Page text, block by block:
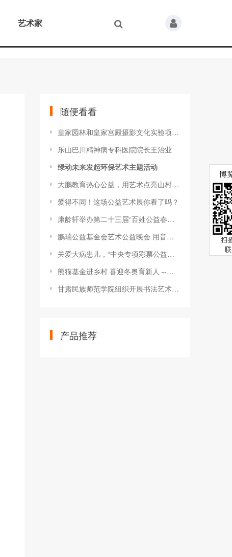
艺术家
随便看看
皇家园林和皇家宫殿摄影文化实验项目成果巡展北京站开幕
乐山巴川精神病专科医院院长王治业
绿动未来发起环保艺术主题活动
大鹏教育热心公益，用艺术点亮山村孩子的心灵！
爱得不同！这场公益艺术展你看了吗？
康龄轩举办第二十三届“百姓公益春节团拜会”
鹏瑞公益基金会艺术公益晚会 用音乐连接起每一份善意
关爱大病患儿，“中央专项彩票公益金项目”艺术之旅走进成都
熊猫基金进乡村 喜迎冬奥育新人 --记著名画家刘中赴安溪授课
甘肃民族师范学院组织开展书法艺术公益推广暨写春联送祝福活动
产品推荐